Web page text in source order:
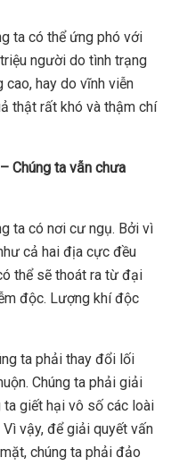
ta có thể ứng phó với
người do tình trạng
hay do vĩnh viễn
thật rất khó và thậm chí
Chúng ta vẫn chưa
ta có nơi cư ngụ. Bởi vì
cả hai địa cực đều
thể sẽ thoát ra từ đại
độc. Lượng khí độc
ta phải thay đổi lối
Chúng ta phải giải
giết hại vô số các loài
vậy, để giải quyết vấn
chúng ta phải đảo